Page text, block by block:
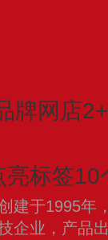
牌网店2+
亮标签10
建于1995年
企业，产品